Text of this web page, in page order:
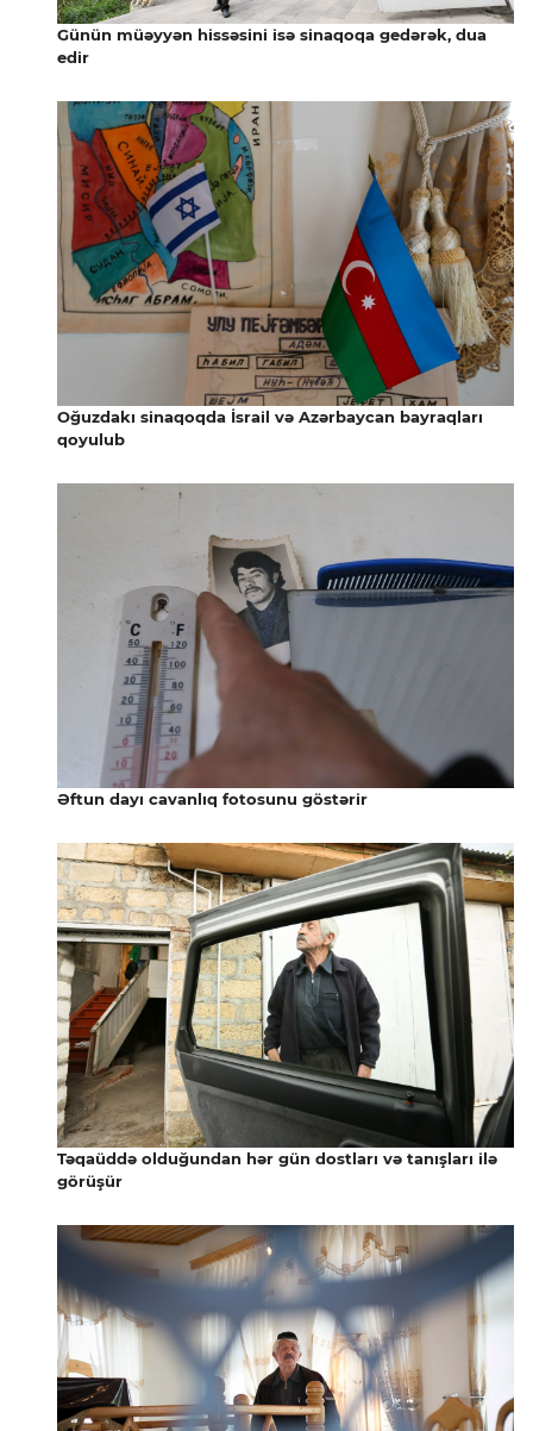
Günün müəyyən hissəsini isə sinaqoqa gedərək, dua
edir
Oğuzdakı sinaqoqda İsrail və Azərbaycan bayraqları
qoyulub
Əftun dayı cavanlıq fotosunu göstərir
Təqaüddə olduğundan hər gün dostları və tanışları ilə
görüşür